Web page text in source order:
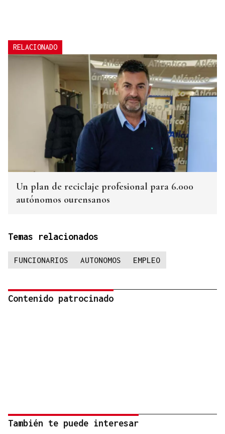
RELACIONADO
Un plan de reciclaje profesional para 6.000
autónomos ourensanos
Temas relacionados
FUNCIONARIOS AUTONOMOS EMPLEO
Contenido patrocinado
También te puede interesar